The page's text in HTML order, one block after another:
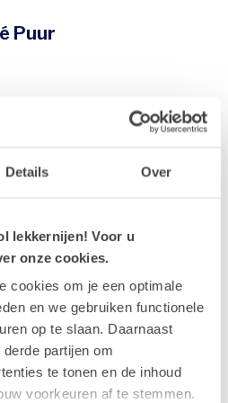
Details Over
lekkernijen! Voor u
onze cookies.
cookies om je een optimale
en we gebruiken functionele
op te slaan. Daarnaast
partijen om
te tonen en de inhoud
voorkeuren af te stemmen.
Puur
Praliné Melk
praliné
Gepofte Rijst Wit
gepofte rijst